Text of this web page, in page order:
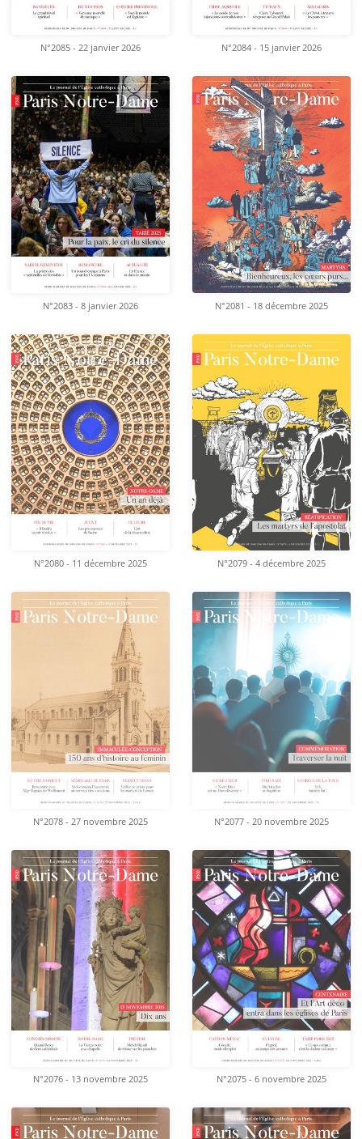
N°2085 - 22 janvier 2026 N°2084 - 15 janvier 2026
N°2083 - 8 janvier 2026 N°2081 - 18 décembre 2025
N°2080 - 11 décembre 2025 N°2079 - 4 décembre 2025
N°2078 - 27 novembre 2025 N°2077 - 20 novembre 2025
N°2076 - 13 novembre 2025 N°2075 - 6 novembre 2025